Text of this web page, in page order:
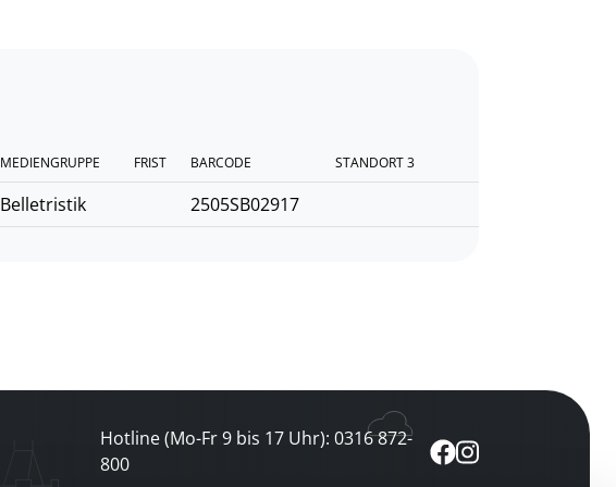
MEDIENGRUPPE FRIST BARCODE STANDORT 3
Belletristik 2505SB02917
Hotline (Mo-Fr 9 bis 17 Uhr): 0316 872-
800